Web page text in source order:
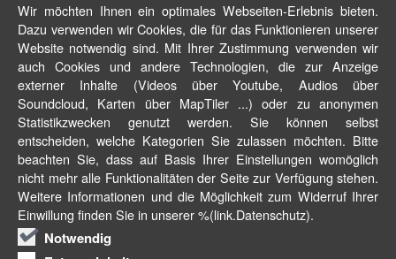
Wir möchten Ihnen ein optimales Webseiten-Erlebnis bieten.
Dazu verwenden wir Cookies, die für das Funktionieren unserer
Website notwendig sind. Mit Ihrer Zustimmung verwenden wir
auch Cookies und andere Technologien, die zur Anzeige
externer Inhalte (Videos über Youtube, Audios über
Soundcloud, Karten über MapTiler ...) oder zu anonymen
Statistikzwecken genutzt werden. Sie können selbst
entscheiden, welche Kategorien Sie zulassen möchten. Bitte
beachten Sie, dass auf Basis Ihrer Einstellungen womöglich
nicht mehr alle Funktionalitäten der Seite zur Verfügung stehen.
Weitere Informationen und die Möglichkeit zum Widerruf Ihrer
Einwillung finden Sie in unserer %(link.Datenschutz).
Notwendig